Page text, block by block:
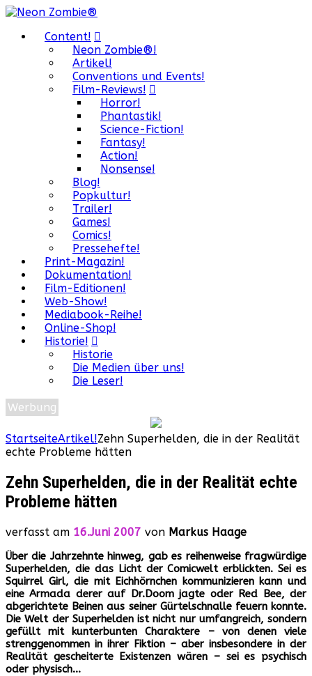
Content!
Neon Zombie®!
Artikel!
Conventions und Events!
Film-Reviews!
Horror!
Phantastik!
Science-Fiction!
Fantasy!
Action!
Nonsense!
Blog!
Popkultur!
Trailer!
Games!
Comics!
Pressehefte!
Print-Magazin!
Dokumentation!
Film-Editionen!
Web-Show!
Mediabook-Reihe!
Online-Shop!
Historie!
Historie
Die Medien über uns!
Die Leser!
Werbung
StartseiteArtikel!Zehn Superhelden, die in der Realität
echte Probleme hätten
Zehn Superhelden, die in der Realität echte
Probleme hätten
verfasst am 16.Juni 2007 von Markus Haage
Über die Jahrzehnte hinweg, gab es reihenweise fragwürdige
Superhelden, die das Licht der Comicwelt erblickten. Sei es
Squirrel Girl, die mit Eichhörnchen kommunizieren kann und
eine Armada derer auf Dr.Doom jagte oder Red Bee, der
abgerichtete Beinen aus seiner Gürtelschnalle feuern konnte.
Die Welt der Superhelden ist nicht nur umfangreich, sondern
gefüllt mit kunterbunten Charaktere – von denen viele
strenggenommen in ihrer Fiktion – aber insbesondere in der
Realität gescheiterte Existenzen wären – sei es psychisch
oder physisch…